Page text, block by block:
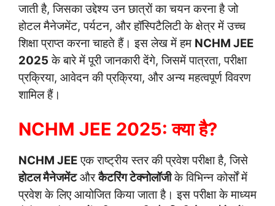
जाती है, जिसका उद्देश्य उन छात्रों का चयन करना है जो
होटल मैनेजमेंट, पर्यटन, और हॉस्पिटैलिटी के क्षेत्र में उच्च
शिक्षा प्राप्त करना चाहते हैं। इस लेख में हम NCHM JEE
2025 के बारे में पूरी जानकारी देंगे, जिसमें पात्रता, परीक्षा
प्रक्रिया, आवेदन की प्रक्रिया, और अन्य महत्वपूर्ण विवरण
शामिल हैं।
NCHM JEE 2025: क्या है?
NCHM JEEएक राष्ट्रीय स्तर की प्रवेश परीक्षा है, जिसे
होटल मैनेजमेंटऔरकैटरिंग टेक्नोलॉजीके विभिन्न कोर्सों में
प्रवेश के लिए आयोजित किया जाता है। इस परीक्षा के माध्यम